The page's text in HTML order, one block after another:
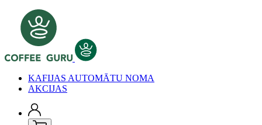
KAFIJAS AUTOMĀTU NOMA
AKCIJAS